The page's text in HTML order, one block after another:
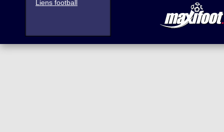
Liens football